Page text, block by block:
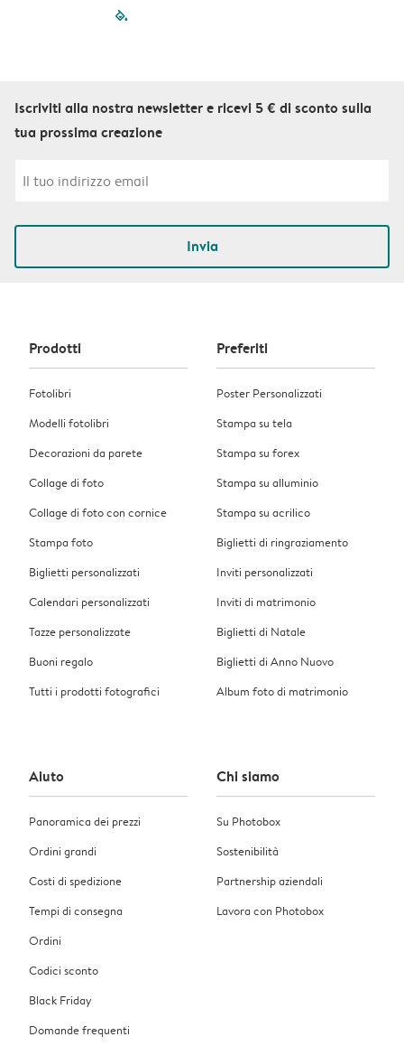
filled-pagination
Iscriviti alla nostra newsletter e ricevi 5 € di sconto sulla
tua prossima creazione
Invia
Prodotti
Fotolibri
Modelli fotolibri
Decorazioni da parete
Collage di foto
Collage di foto con cornice
Stampa foto
Biglietti personalizzati
Calendari personalizzati
Tazze personalizzate
Buoni regalo
Tutti i prodotti fotografici
Preferiti
Poster Personalizzati
Stampa su tela
Stampa su forex
Stampa su alluminio
Stampa su acrilico
Biglietti di ringraziamento
Inviti personalizzati
Inviti di matrimonio
Biglietti di Natale
Biglietti di Anno Nuovo
Album foto di matrimonio
Aiuto
Panoramica dei prezzi
Ordini grandi
Costi di spedizione
Tempi di consegna
Ordini
Codici sconto
Black Friday
Domande frequenti
Chi siamo
Su Photobox
Sostenibilità
Partnership aziendali
Lavora con Photobox